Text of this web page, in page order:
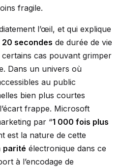
fragile.
l’œil, et qui explique
20 secondes de durée de vie
cas pouvant grimper
Dans un univers où
au public
bien plus courtes
frappe. Microsoft
par “1 000 fois plus
est la nature de cette
parité électronique dans ce
à l’encodage de